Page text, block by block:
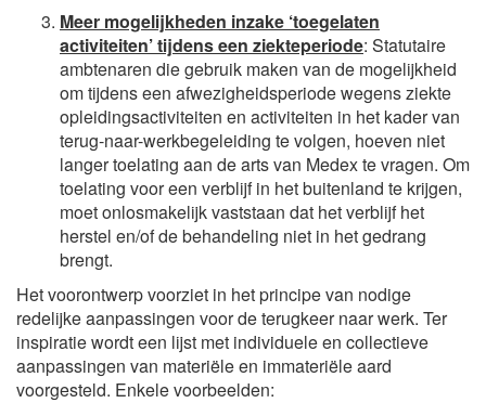
Meer mogelijkheden inzake ‘toegelaten
activiteiten’ tijdens een ziekteperiode: Statutaire
ambtenaren die gebruik maken van de mogelijkheid
om tijdens een afwezigheidsperiode wegens ziekte
opleidingsactiviteiten en activiteiten in het kader van
terug-naar-werkbegeleiding te volgen, hoeven niet
langer toelating aan de arts van Medex te vragen. Om
toelating voor een verblijf in het buitenland te krijgen,
moet onlosmakelijk vaststaan dat het verblijf het
herstel en/of de behandeling niet in het gedrang
brengt.
Het voorontwerp voorziet in het principe van nodige
redelijke aanpassingen voor de terugkeer naar werk. Ter
inspiratie wordt een lijst met individuele en collectieve
aanpassingen van materiële en immateriële aard
voorgesteld. Enkele voorbeelden: